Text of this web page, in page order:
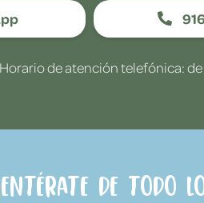
Horario de atención telefónica:
de todo